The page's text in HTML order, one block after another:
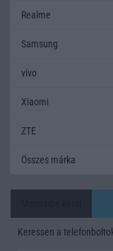
Realme
Samsung
vivo
Xiaomi
ZTE
Összes márka
Keressen a